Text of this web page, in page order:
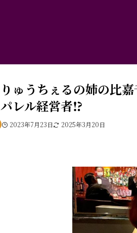
りゅうちぇるの姉の比
パレル経営者⁉
2023年7月23日 2025年3月20日